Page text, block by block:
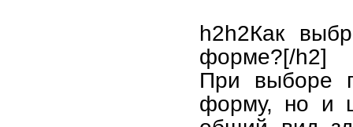
h2h2Как
форме?[/h2]
При выборе
форму, но и